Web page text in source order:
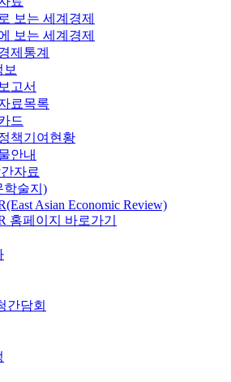
보는 세계경제
보는 세계경제
제통계
고서
료목록
드
책기여현황
안내
자료
학술지)
Asian Economic Review)
홈페이지 바로가기
간담회